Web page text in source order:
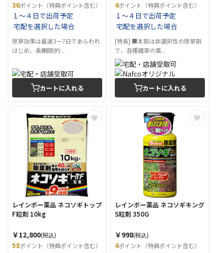
36ポイント（特典ポイント含む）
１～４日で出荷予定
宅配を選択した場合
除草効果は最速3ー7日であらわれ
はじめ、長期間(約...
カートに入れる
4ポイント（特典ポイント含む）
１～４日で出荷予定
宅配を選択した場合
[特長]:■本剤は非選択性の除草剤
で、各種雑草の葉...
カートに入れる
レインボー薬品 ネコソギトップ
F粒剤 10kg
￥12,800(税込)
58ポイント（特典ポイント含む）
レインボー薬品 ネコソギキング
S粒剤 350G
￥998(税込)
4ポイント（特典ポイント含む）